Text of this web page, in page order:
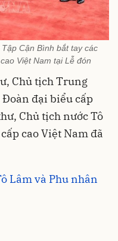
Cận Bình bắt tay các
Việt Nam tại Lễ đón
Chủ tịch Trung
Đoàn đại biểu cấp
Chủ tịch nước Tô
cao Việt Nam đã
Lâm và Phu nhân